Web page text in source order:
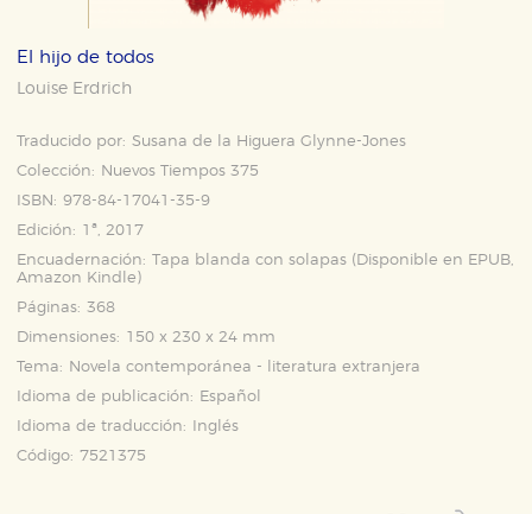
El hijo de todos
Louise Erdrich
Traducido por: Susana de la Higuera Glynne-Jones
Colección:
Nuevos Tiempos 375
ISBN: 978-84-17041-35-9
Edición: 1ª, 2017
Encuadernación: Tapa blanda con solapas (Disponible en EPUB,
Amazon Kindle )
Páginas: 368
Dimensiones: 150 x 230 x 24 mm
Tema:
Novela contemporánea - literatura extranjera
Idioma de publicación:
Español
Idioma de traducción:
Inglés
Código: 7521375